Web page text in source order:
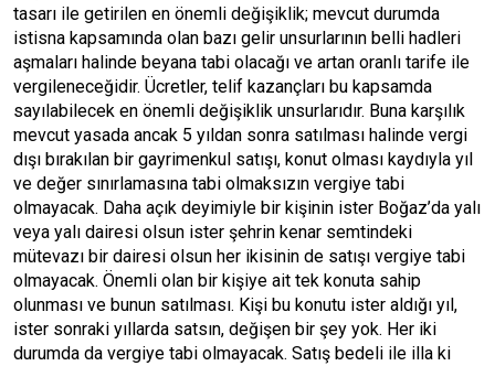
tasarı ile getirilen en önemli değişiklik; mevcut durumda
istisna kapsamında olan bazı gelir unsurlarının belli hadleri
aşmaları halinde beyana tabi olacağı ve artan oranlı tarife ile
vergileneceğidir. Ücretler, telif kazançları bu kapsamda
sayılabilecek en önemli değişiklik unsurlarıdır. Buna karşılık
mevcut yasada ancak 5 yıldan sonra satılması halinde vergi
dışı bırakılan bir gayrimenkul satışı, konut olması kaydıyla yıl
ve değer sınırlamasına tabi olmaksızın vergiye tabi
olmayacak. Daha açık deyimiyle bir kişinin ister Boğaz’da yalı
veya yalı dairesi olsun ister şehrin kenar semtindeki
mütevazı bir dairesi olsun her ikisinin de satışı vergiye tabi
olmayacak. Önemli olan bir kişiye ait tek konuta sahip
olunması ve bunun satılması. Kişi bu konutu ister aldığı yıl,
ister sonraki yıllarda satsın, değişen bir şey yok. Her iki
durumda da vergiye tabi olmayacak. Satış bedeli ile illa ki